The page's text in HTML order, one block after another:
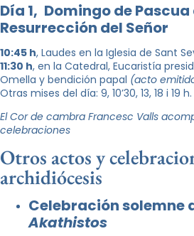
Día 1, Domingo de Pascua
Resurrección del Señor
10:45 h, Laudes en la Iglesia de Sant
11:30 h, en la Catedral, Eucaristía
Omella y bendición papal (acto
Otras mises del día: 9, 10’30, 13, 18 i 19 h.
El Cor de cambra Francesc Valls
celebraciones
Otros actos y
archidiócesis
Celebración solemne
Akathistos